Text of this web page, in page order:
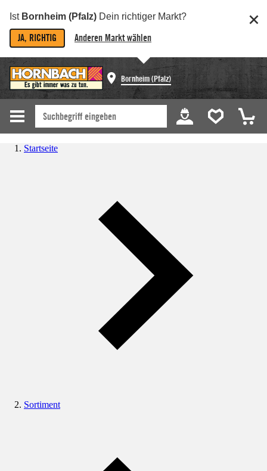
Ist Bornheim (Pfalz) Dein richtiger Markt?
JA, RICHTIG Anderen Markt wählen
Bornheim (Pfalz)
Startseite
Sortiment